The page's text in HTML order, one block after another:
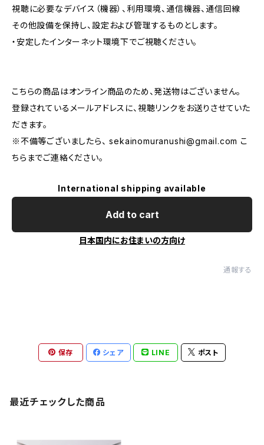
視聴に必要なデバイス（機器）、利用環境、通信機器、通信回線
その他設備を保持し、設定および管理するものとします。
・安定したインターネット環境下でご視聴ください。
こちらの商品はオンライン商品のため、発送物はございません。
登録されているメールアドレスに、視聴リンクをお送りさせていた
だきます。
※不備等ございましたら、sekainomuranushi@gmail.com こ
ちらまでご連絡ください。
International shipping available
Add to cart
日本国内にお住まいの方向け
通報する
保存 シェア LINE ポスト
最近チェックした商品